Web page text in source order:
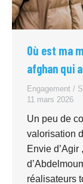
Où est ma
afghan qui
Engagement /
11 mars 2026
Un peu de
valorisation
Envie
réalisateurs